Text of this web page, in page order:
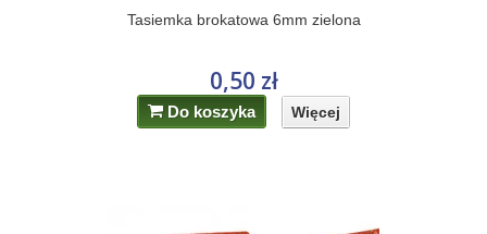
Tasiemka brokatowa 6mm zielona
0,50 zł
Do koszyka Więcej